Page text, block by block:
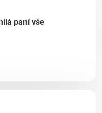
paní vše